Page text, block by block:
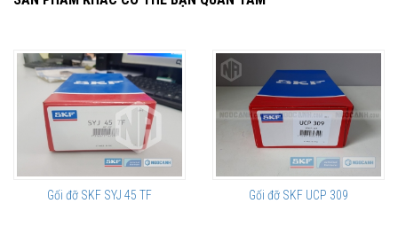
Gối đỡ SKF SYJ 45 TF Gối đỡ SKF UCP 309